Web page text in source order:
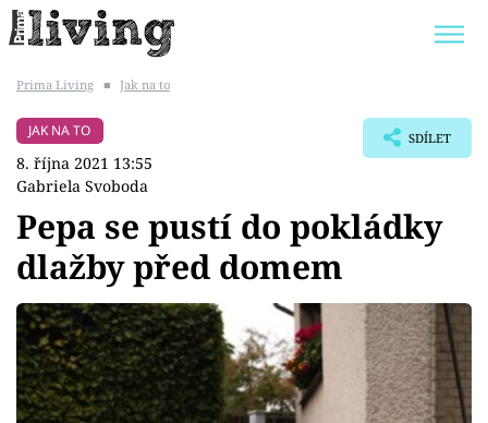
BYDLENÍ SLAVNÝCH
Témata
Bydlení
Zahrada
Prima Living ■ Jak na to
JAK NA TO
8. října 2021 13:55
Gabriela Svoboda
SDÍLET
Pepa se pustí do pokládky
dlažby před domem